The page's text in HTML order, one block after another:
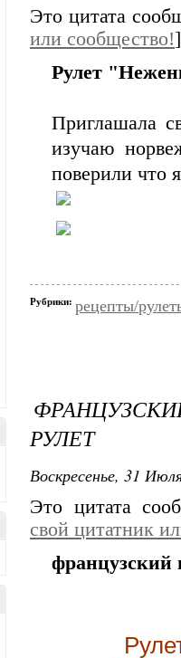
Это цитата
или сообщество!]
Рулет
Приглашала
изучаю
поверили что
Рубрики: рецепты/
РУЛЕТ
Воскресенье, 31
Это цитата
свой цитатник
французский